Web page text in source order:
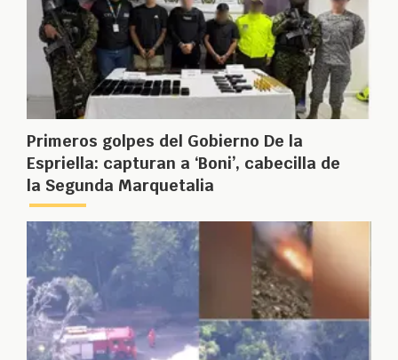
Primeros golpes del Gobierno De la
Espriella: capturan a ‘Boni’, cabecilla de
la Segunda Marquetalia